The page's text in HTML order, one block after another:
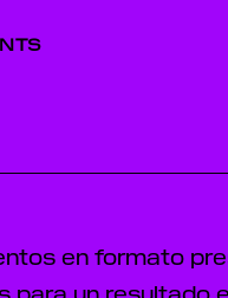
en formato